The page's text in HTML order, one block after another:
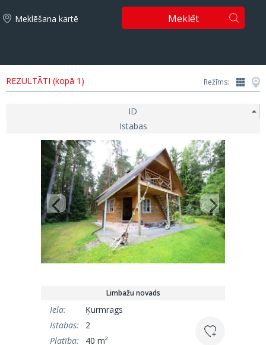
Meklēšana kartē Meklēt
REZULTĀTI (kopā 1) Režīms:
ID
Istabas
Limbažu novads
Iela:
Ķurmrags
Istabas:
2
Platība:
40 m²